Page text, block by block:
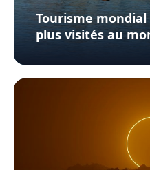
Tourisme mondial
plus visités au